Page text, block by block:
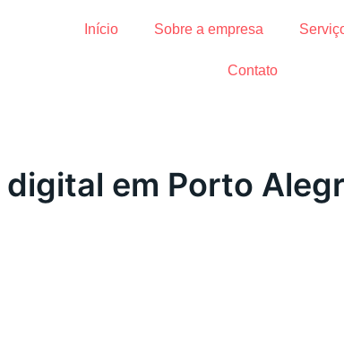
Início Sobre a empresa
Contato
em Porto